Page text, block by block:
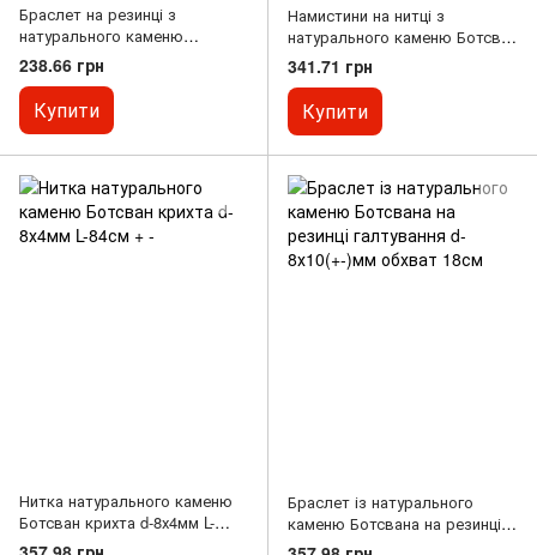
Браслет на резинці з
натурального каменю
Ботсвана галтування d-
8х6мм+-
238.66 грн
Купити
Намистини на нитці з
натурального каменю Ботсван
галтівка d-8х6мм L-40см + -
341.71 грн
Купити
Нитка натурального каменю
Ботсван крихта d-8х4мм L-
84см + -
Браслет із натурального
каменю Ботсвана на резинці
галтування d-8х10(+-)мм